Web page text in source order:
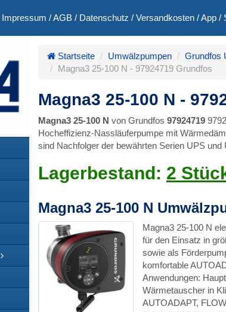
Impressum /AGB / Datenschutz / Versandkosten /App /
Startseite Umwälzpumpen Grundfos
Magna3 25-100 N - 97924719 Grundfos
Magna3 25-100 N -
Magna3 25-100 N von Grundfos 97924719
Hocheffizienz-Nassläuferpumpe mit
sind Nachfolger der bewährten Serien UPS und
Lagerbestand: 2
Magna3 25-100 N
Magna3 25-100 N
für den Einsatz in
sowie als
komfortable
Anwendungen:
Wärmetauscher in
AUTOADAPT,